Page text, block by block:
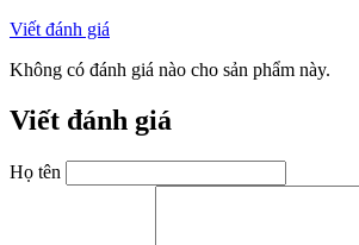
Viết đánh giá
Không có đánh giá nào cho sản phẩm này.
Viết đánh giá
Họ tên